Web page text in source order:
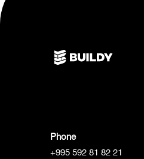
Phone
+995 592 81 82 21